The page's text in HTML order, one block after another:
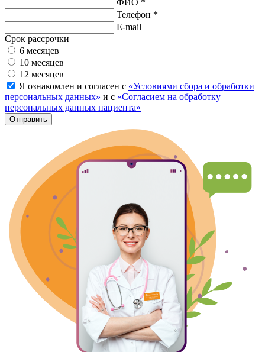
Телефон *
E-mail
Срок рассрочки
6 месяцев
10 месяцев
12 месяцев
Я ознакомлен и согласен с «Условиями сбора и обработки
персональных данных» и с «Согласием на обработку
персональных данных пациента»
Отправить